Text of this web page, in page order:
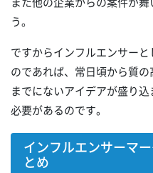
う。
ですからインフルエンサー
のであれば、常日頃から質
までにないアイデアが盛り
必要があるのです。
インフルエンサーマ
とめ